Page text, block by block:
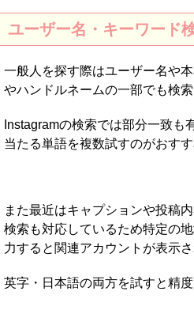
ユーザー名・キーワード
一般人を探す際はユーザー名や
やハンドルネームの一部でも検索
Instagramの検索では部分一致も
当たる単語を複数試すのがおすす
また最近はキャプションや投稿
検索も対応しているため特定の
力すると関連アカウントが表示
英字・日本語の両方を試すと精度